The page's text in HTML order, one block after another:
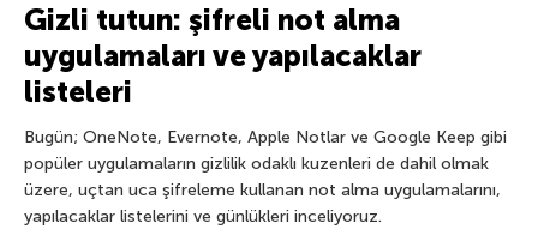
Gizli tutun: şifreli not alma
uygulamaları ve yapılacaklar
listeleri
Bugün; OneNote, Evernote, Apple Notlar ve Google Keep gibi
popüler uygulamaların gizlilik odaklı kuzenleri de dahil olmak
üzere, uçtan uca şifreleme kullanan not alma uygulamalarını,
yapılacaklar listelerini ve günlükleri inceliyoruz.